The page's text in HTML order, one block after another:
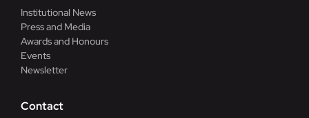
Institutional News
Press and Media
Awards and Honours
Events
Newsletter
Contact